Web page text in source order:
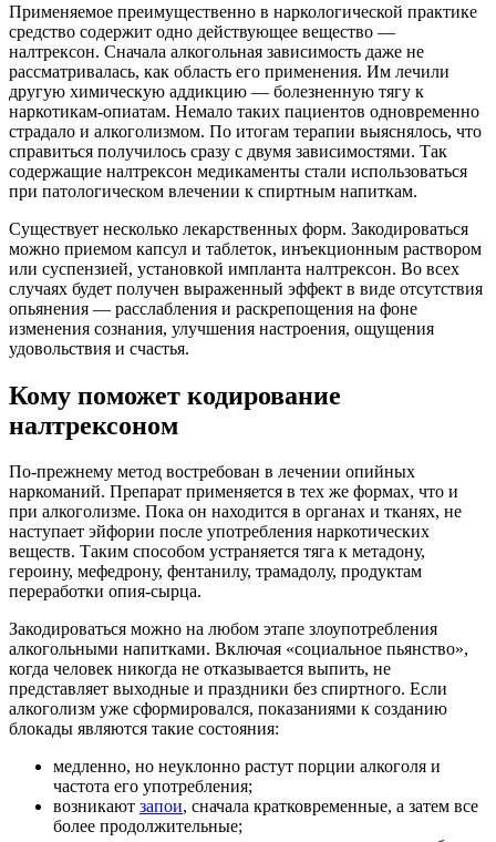
Применяемое преимущественно в наркологической практике
средство содержит одно действующее вещество —
налтрексон. Сначала алкогольная зависимость даже не
рассматривалась, как область его применения. Им лечили
другую химическую аддикцию — болезненную тягу к
наркотикам-опиатам. Немало таких пациентов одновременно
страдало и алкоголизмом. По итогам терапии выяснялось, что
справиться получилось сразу с двумя зависимостями. Так
содержащие налтрексон медикаменты стали использоваться
при патологическом влечении к спиртным напиткам.
Существует несколько лекарственных форм. Закодироваться
можно приемом капсул и таблеток, инъекционным раствором
или суспензией, установкой импланта налтрексон. Во всех
случаях будет получен выраженный эффект в виде отсутствия
опьянения — расслабления и раскрепощения на фоне
изменения сознания, улучшения настроения, ощущения
удовольствия и счастья.
Кому поможет кодирование
налтрексоном
По-прежнему метод востребован в лечении опийных
наркоманий. Препарат применяется в тех же формах, что и
при алкоголизме. Пока он находится в органах и тканях, не
наступает эйфории после употребления наркотических
веществ. Таким способом устраняется тяга к метадону,
героину, мефедрону, фентанилу, трамадолу, продуктам
переработки опия-сырца.
Закодироваться можно на любом этапе злоупотребления
алкогольными напитками. Включая «социальное пьянство»,
когда человек никогда не отказывается выпить, не
представляет выходные и праздники без спиртного. Если
алкоголизм уже сформировался, показаниями к созданию
блокады являются такие состояния:
медленно, но неуклонно растут порции алкоголя и
частота его употребления;
возникают запои, сначала кратковременные, а затем все
более продолжительные;